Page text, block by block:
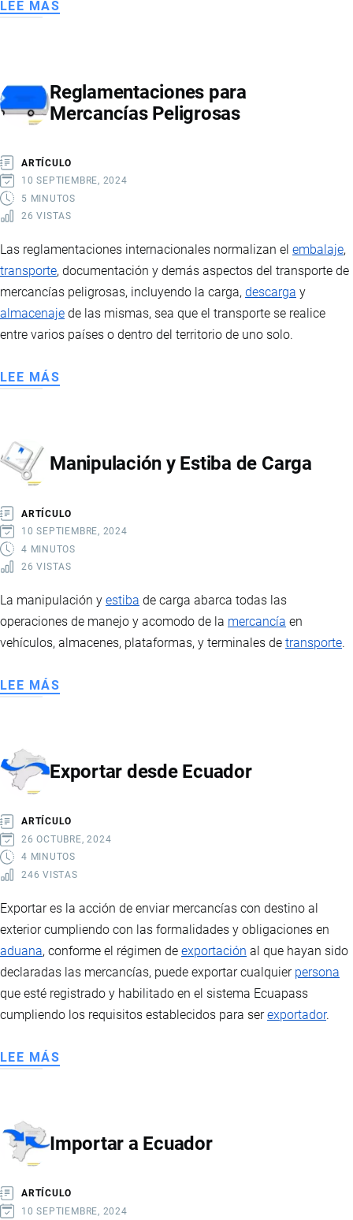
LEE MÁS
DE
EXPORTACIÓN
Reglamentaciones para
Mercancías Peligrosas
ARTÍCULO
10 SEPTIEMBRE, 2024
5 MINUTOS
26 VISTAS
Las reglamentaciones internacionales normalizan el embalaje,
transporte, documentación y demás aspectos del transporte de
mercancías peligrosas, incluyendo la carga, descarga y
almacenaje de las mismas, sea que el transporte se realice
entre varios países o dentro del territorio de uno solo.
LEE MÁS
PELIGROSAS
Manipulación y Estiba de Carga
ARTÍCULO
10 SEPTIEMBRE, 2024
4 MINUTOS
26 VISTAS
La manipulación y estiba de carga abarca todas las
operaciones de manejo y acomodo de la mercancía en
vehículos, almacenes, plataformas, y terminales de transporte.
LEE MÁS
DE
Exportar desde Ecuador
ARTÍCULO
26 OCTUBRE, 2024
4 MINUTOS
246 VISTAS
Exportar es la acción de enviar mercancías con destino al
exterior cumpliendo con las formalidades y obligaciones en
aduana, conforme el régimen de exportación al que hayan sido
declaradas las mercancías, puede exportar cualquier persona
que esté registrado y habilitado en el sistema Ecuapass
cumpliendo los requisitos establecidos para serexportador.
LEE MÁS
Importar a Ecuador
ARTÍCULO
10 SEPTIEMBRE, 2024